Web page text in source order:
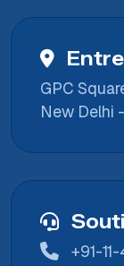
GPC
New Delhi
+91-